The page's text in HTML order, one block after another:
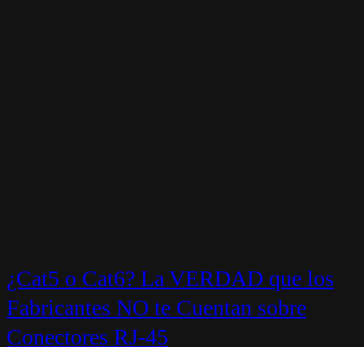
¿Cat5 o Cat6? La VERDAD que los
Fabricantes NO te Cuentan sobre
Conectores RJ-45